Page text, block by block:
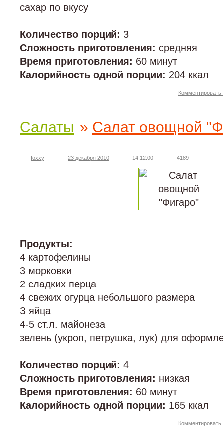
сахар по вкусу
Количество порций: 3
Сложность приготовления: средняя
Время приготовления: 60 минут
Калорийность одной порции: 204 ккал
Комментировать
Салаты » Салат овощной
foxxy 23 декабря 2010 14:12:00 4189
Продукты:
4 картофелины
3 морковки
2 сладких перца
4 свежих огурца небольшого размера
З яйца
4-5 ст.л. майонеза
зелень (укроп, петрушка, лук) для
Количество порций: 4
Сложность приготовления: низкая
Время приготовления: 60 минут
Калорийность одной порции: 165 ккал
Комментировать